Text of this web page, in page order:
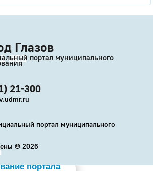
300
портала
Глазов
портал муниципального
21-300
портал муниципального
© 2026